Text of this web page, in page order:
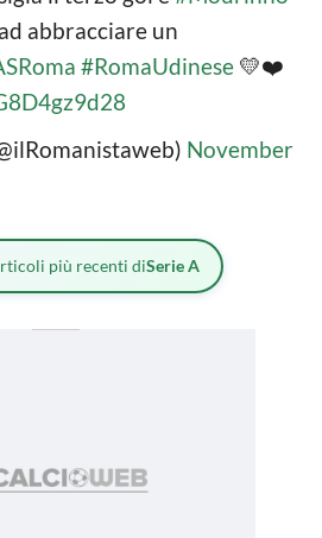
abbracciare un
#RomaUdinese 💛❤️
November
più recenti diSerie A